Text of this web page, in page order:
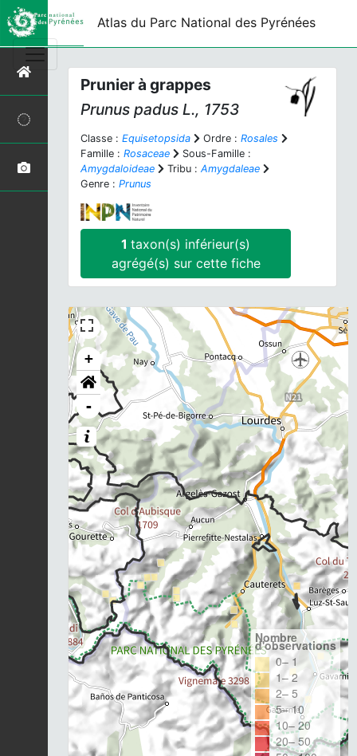
Atlas du Parc National des Pyrénées
Prunier à grappes
Prunus padus L., 1753
Classe : Equisetopsida Ordre : Rosales
Famille : Rosaceae
Sous-Famille :
Amygdaloideae
Tribu : Amygdaleae
Genre : Prunus
1taxon(s) inférieur(s)
agrégé(s) sur cette fiche
+
-
Nombre
d'observations
0– 1
1– 2
2– 5
5– 10
10– 20
20– 50